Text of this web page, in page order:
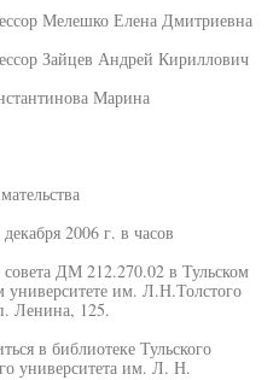
Мелешко Елена Дмитриевна
Зайцев Андрей Кириллович
Марина
2006 г. в часов
ДМ 212.270.02 в Тульском
университете им. Л.Н.Толстого
Ленина, 125.
в библиотеке Тульского
университета им. Л. Н.